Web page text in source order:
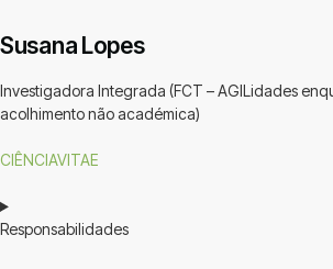
Susana Lopes
Investigadora Integrada (FCT – AGILidades
acolhimento não académica)
CIÊNCIAVITAE
Responsabilidades